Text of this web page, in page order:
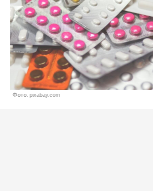
Фото: pixabay.com